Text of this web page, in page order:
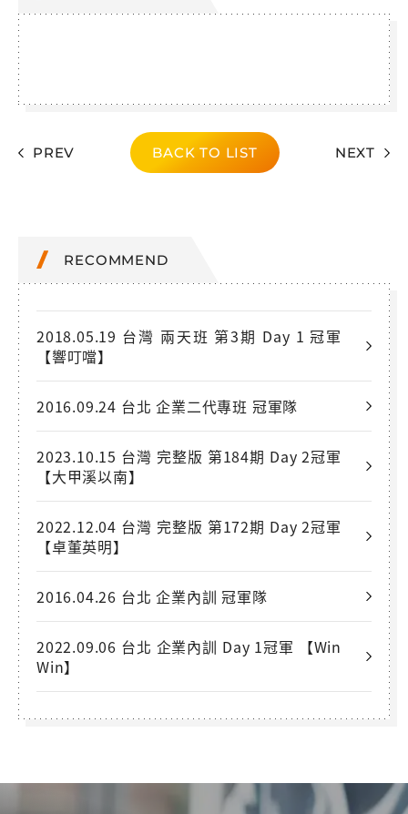
PREV BACK TO LIST NEXT
RECOMMEND
2018.05.19 台灣 兩天班 第3期 Day 1 冠軍
【響叮噹】
2016.09.24 台北 企業二代專班 冠軍隊
2023.10.15 台灣 完整版 第184期 Day 2冠軍
【大甲溪以南】
2022.12.04 台灣 完整版 第172期 Day 2冠軍
【卓董英明】
2016.04.26 台北 企業內訓 冠軍隊
2022.09.06 台北 企業內訓 Day 1冠軍 【Win
Win】